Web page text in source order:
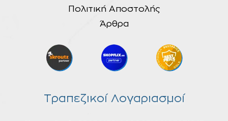
Πολιτική Αποστολής
Άρθρα
Τραπεζικοί Λογαριασμοί